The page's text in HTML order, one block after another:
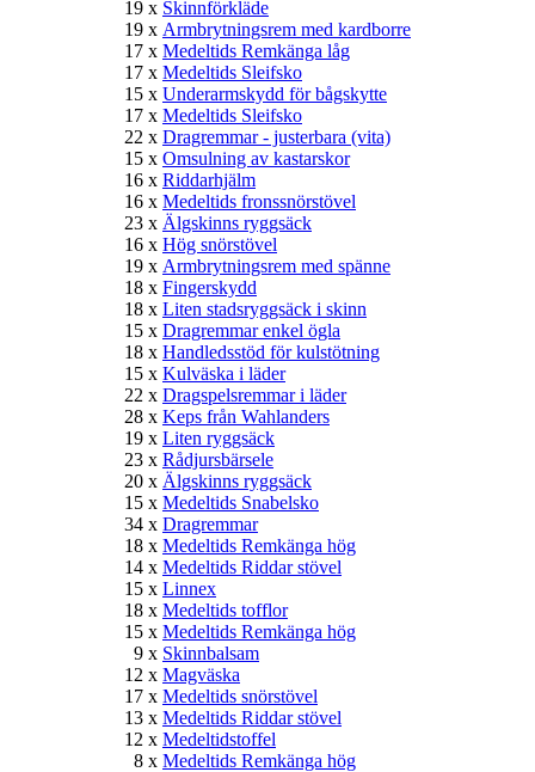
19 x Skinnförkläde
19 x Armbrytningsrem med kardborre
17 x Medeltids Remkänga låg
17 x Medeltids Sleifsko
15 x Underarmskydd för bågskytte
17 x Medeltids Sleifsko
22 x Dragremmar - justerbara (vita)
15 x Omsulning av kastarskor
16 x Riddarhjälm
16 x Medeltids fronssnörstövel
23 x Älgskinns ryggsäck
16 x Hög snörstövel
19 x Armbrytningsrem med spänne
18 x Fingerskydd
18 x Liten stadsryggsäck i skinn
15 x Dragremmar enkel ögla
18 x Handledsstöd för kulstötning
15 x Kulväska i läder
22 x Dragspelsremmar i läder
28 x Keps från Wahlanders
19 x Liten ryggsäck
23 x Rådjursbärsele
20 x Älgskinns ryggsäck
15 x Medeltids Snabelsko
34 x Dragremmar
18 x Medeltids Remkänga hög
14 x Medeltids Riddar stövel
15 x Linnex
18 x Medeltids tofflor
15 x Medeltids Remkänga hög
9 x Skinnbalsam
12 x Magväska
17 x Medeltids snörstövel
13 x Medeltids Riddar stövel
12 x Medeltidstoffel
8 x Medeltids Remkänga hög